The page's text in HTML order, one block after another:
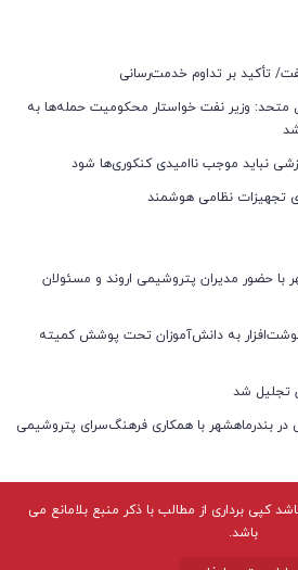
تأکید بر تداوم خدمت‌رسانی
متحد: وزیر نفت خواستار محکومیت حمله‌ها به
نباید موجب ناامیدی کنکوری‌ها شود
تجهیزات نظامی هوشمند
با حضور مدیران پتروشیمی اروند و مسئولان
اروند ۹۸۵ بسته نوشت‌افزار به دانش‌آموزان تحت پوشش کمیته
تجلیل شد
در بندرماهشهر با همکاری فرهنگ‌سرای پتروشیمی
کپی برداری از مطالب با ذکر منبع بلامانع می
باشد.